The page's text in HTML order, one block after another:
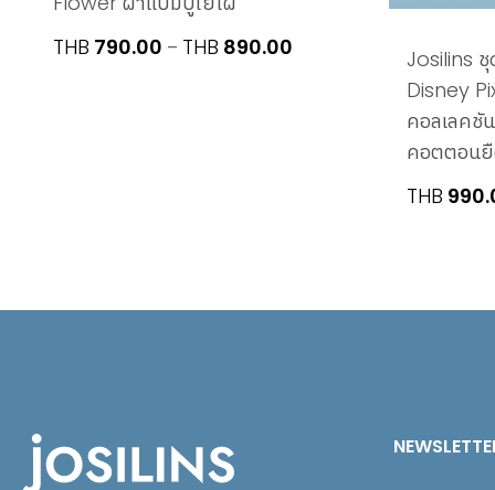
THB 790.00 – THB 890.00
Josilins
Disney
คอลเลค
คอตตอนยื
THB